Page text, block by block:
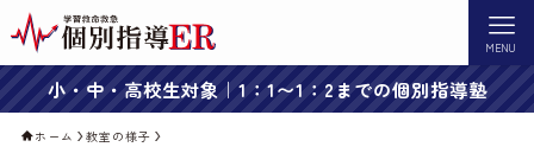
MENU
小・中・高校生対象｜1：1〜1：2までの個別指導塾
ホーム 教室の様子